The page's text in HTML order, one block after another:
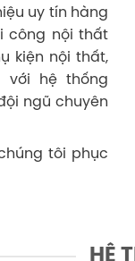
uy tín hàng
công nội thất
kiện nội thất,
với hệ thống
ngũ chuyên
tôi phục
HỆ